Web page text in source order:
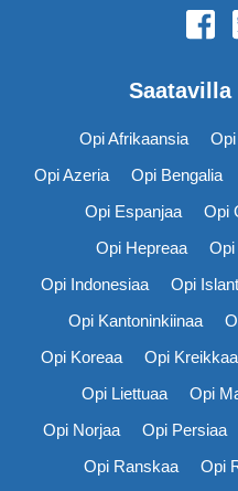
Opi Afrikaansia
Opi Azeria
Opi Bengalia
Opi Espanjaa
Opi
Opi Hepreaa
Opi
Opi Indonesiaa
Opi
Opi Kantoninkiinaa
Opi Koreaa
Opi Kreikkaa
Opi Liettuaa
Opi
Opi Norjaa
Opi Persiaa
Opi Ranskaa
Opi